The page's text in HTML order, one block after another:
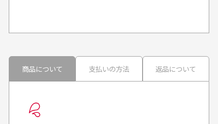
30代男性
良かった！
30代男性
お届け希望日時をご指定頂けます。
商品について 支払いの方法 返品について